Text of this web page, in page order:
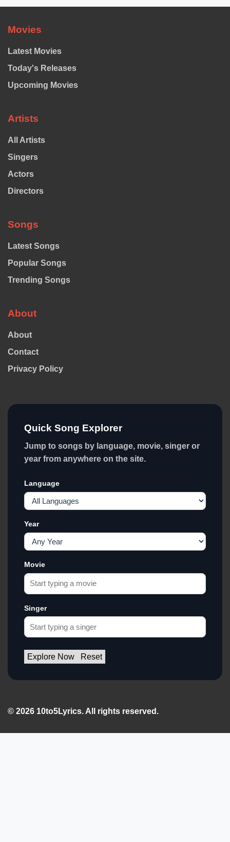
Movies
Latest Movies
Today's Releases
Upcoming Movies
Artists
All Artists
Singers
Actors
Directors
Songs
Latest Songs
Popular Songs
Trending Songs
About
About
Contact
Privacy Policy
Quick Song Explorer
Jump to songs by language, movie, singer or
year from anywhere on the site.
Language
Year
Movie
Singer
Explore Now Reset
© 2026 10to5Lyrics. All rights reserved.